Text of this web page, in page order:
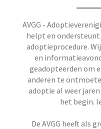
AVGG -
helpt en ondersteunt
adoptieprocedure.
en
geadopteerden om
anderen te
adoptie al weer
het begin.
De AVGG heeft als